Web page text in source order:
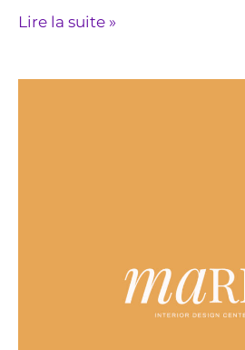
Lire la suite »